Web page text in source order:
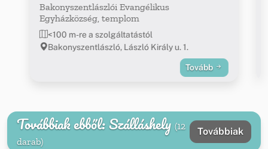
Bakonyszentlászlói Evangélikus
Egyházközség, templom
<100 m-re a szolgáltatástól
Bakonyszentlászló, László Király u. 1.
Tovább
Továbbiak ebből: Szálláshely (12
darab)
Továbbiak